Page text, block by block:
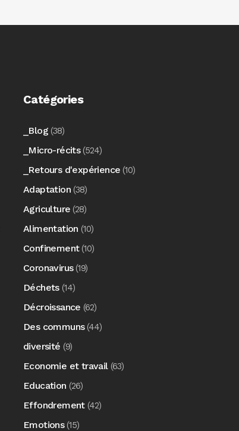
Catégories
_Blog (38)
_Micro-récits(524)
_Retours d'expérience (10)
Adaptation (38)
Agriculture (28)
Alimentation (10)
Confinement(10)
Coronavirus(19)
Déchets(14)
Décroissance (62)
Des communs(44)
diversité (9)
Economie et travail(63)
Education (26)
Effondrement(42)
Emotions(15)